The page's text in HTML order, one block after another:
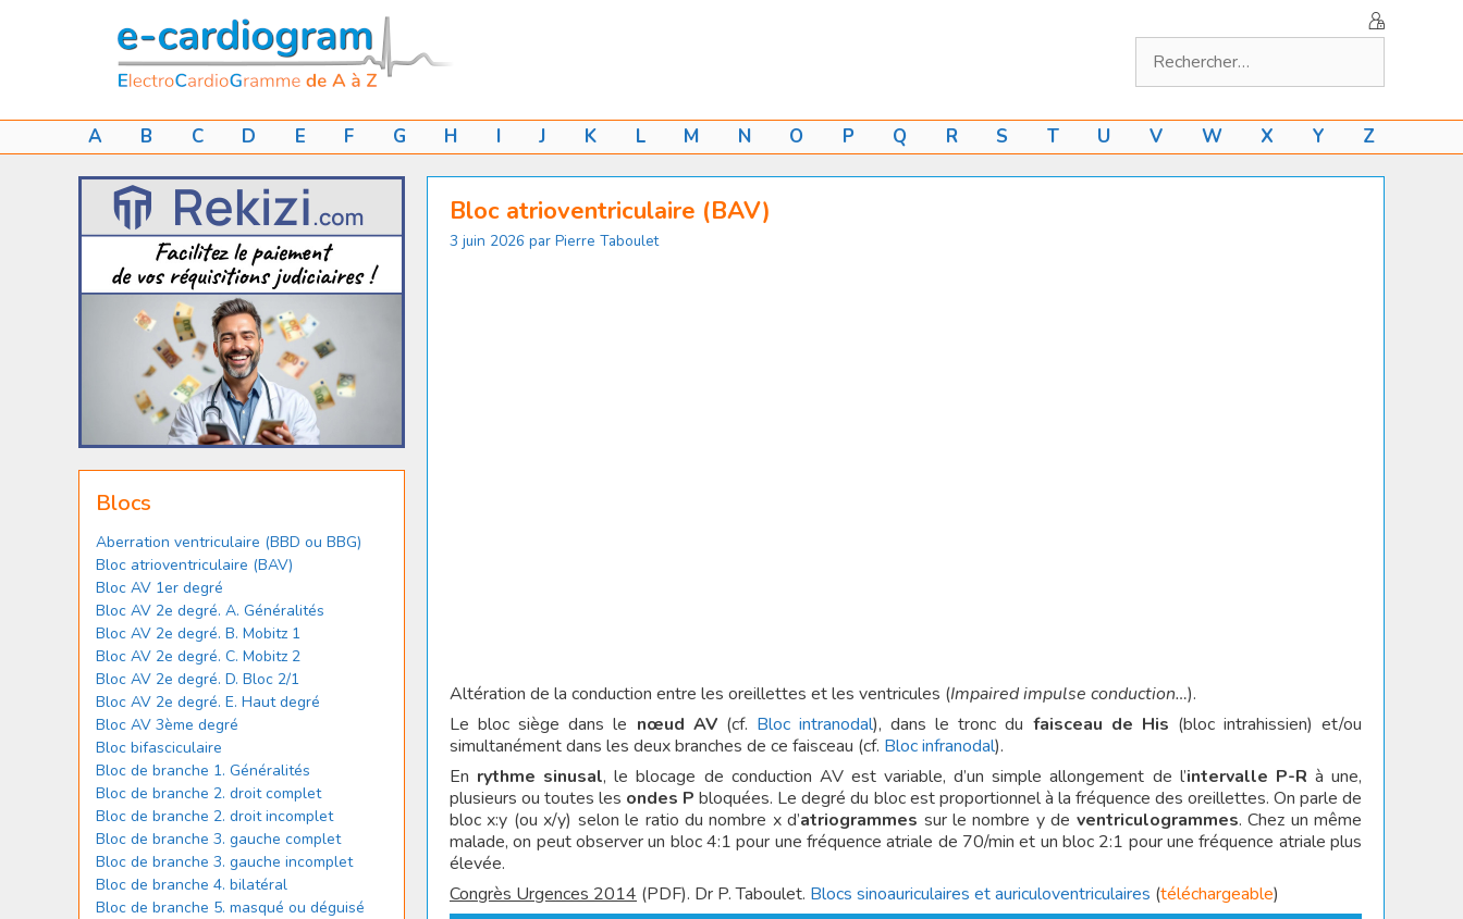
A B C D E F G H I J K L M N O P Q R S T U V W X Y Z
Bloc atrioventriculaire (BAV)
3 juin 2026 par Pierre Taboulet
Altération de la conduction entre les oreillettes et les ventricules (Impaired impulse conduction…).
Le bloc siège dans le nœud AV(cf. Bloc intranodal), dans le tronc du faisceau de His (bloc intrahissien) et/ou
simultanément dans les deux branches de ce faisceau (cf. Bloc infranodal).
En rythme sinusal, le blocage de conduction AV est variable, d’un simple allongement de l’intervalle P-R à une,
plusieurs ou toutes les ondes P bloquées. Le degré du bloc est proportionnel à la fréquence des oreillettes. On parle de
bloc x:y (ou x/y) selon le ratio du nombre x d’atriogrammes sur le nombre y de ventriculogrammes. Chez un même
malade, on peut observer un bloc 4:1 pour une fréquence atriale de 70/min et un bloc 2:1 pour une fréquence atriale plus
élevée.
Congrès Urgences 2014 (PDF). Dr P. Taboulet. Blocs sinoauriculaires et auriculoventriculaires (téléchargeable)
Blocs
Aberration ventriculaire (BBD ou BBG)
Bloc atrioventriculaire (BAV)
Bloc AV 1er degré
Bloc AV 2e degré. A. Généralités
Bloc AV 2e degré. B. Mobitz 1
Bloc AV 2e degré. C. Mobitz 2
Bloc AV 2e degré. D. Bloc 2/1
Bloc AV 2e degré. E. Haut degré
Bloc AV 3ème degré
Bloc bifasciculaire
Bloc de branche 1. Généralités
Bloc de branche 2. droit complet
Bloc de branche 2. droit incomplet
Bloc de branche 3. gauche complet
Bloc de branche 3. gauche incomplet
Bloc de branche 4. bilatéral
Bloc de branche 5. masqué ou déguisé